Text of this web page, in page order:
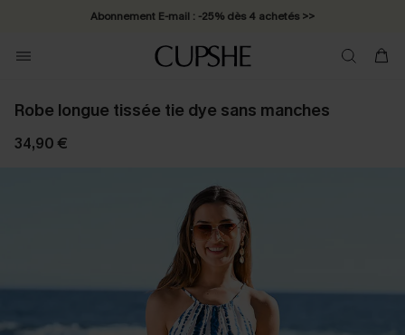
Abonnement E-mail : -25% dès 4 achetés >>
Robe longue tissée tie dye sans manches
34,90 €